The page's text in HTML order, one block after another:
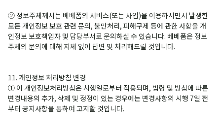
② 정보주체께서는 베베폼의 서비스(또는 사업)을 이용하시면서 발생한
모든 개인정보 보호 관련 문의, 불만처리, 피해구제 등에 관한 사항을 개
인정보 보호책임자 및 담당부서로 문의하실 수 있습니다. 베베폼은 정보
주체의 문의에 대해 지체 없이 답변 및 처리해드릴 것입니다.
11. 개인정보 처리방침 변경
① 이 개인정보처리방침은 시행일로부터 적용되며, 법령 및 방침에 따른
변경내용의 추가, 삭제 및 정정이 있는 경우에는 변경사항의 시행 7일 전
부터 공지사항을 통하여 고지할 것입니다.